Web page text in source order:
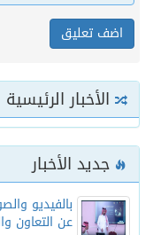
الأخبار الرئيسية
جديد الأخبار
بالفيديو
عن التعاون